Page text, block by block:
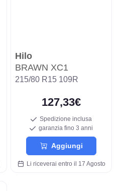
Hilo
BRAWN XC1
215/80 R15 109R
127,33€
Spedizione inclusa
garanzia fino 3 anni
Aggiungi
Li riceverai entro il 17 Agosto